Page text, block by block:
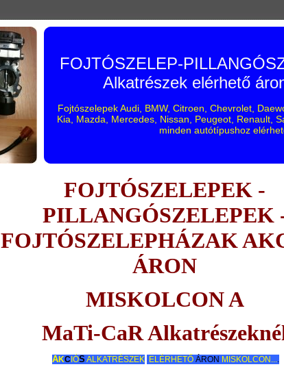
FOJTÓSZELEP-
Alkatrészek elérhető
Fojtószelepek Audi, BMW, Citroen, Chevrolet,
Kia, Mazda, Mercedes, Nissan, Peugeot, Renault,
minden autótípushoz
FOJTÓSZELEPEK -
PILLANGÓSZELEPEK
FOJTÓSZELEPHÁZAK
ÁRON
MISKOLCON A
MaTi-CaR
AKC IÓS ALKATRÉSZEK ELÉRHETŐ ÁRON MISKOLCON....